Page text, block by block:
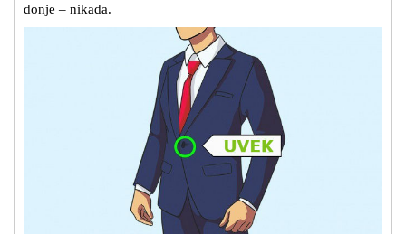
donje – nikada.